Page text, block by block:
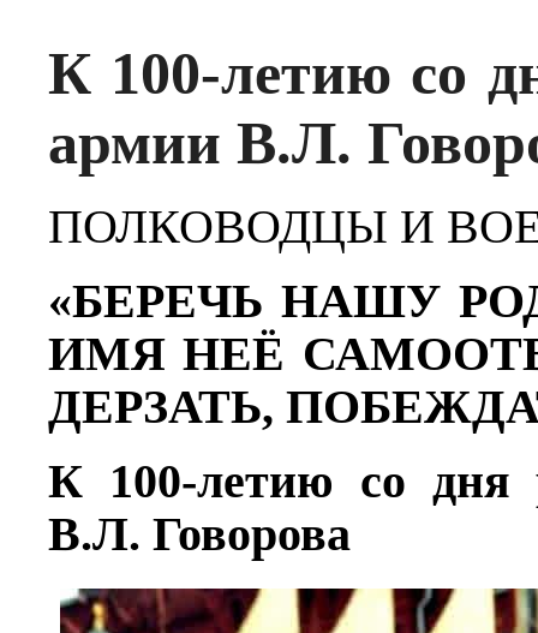
К 100-летию со
армии В.Л.
ПОЛКОВОДЦЫ И
«БЕРЕЧЬ НАШУ
ИМЯ НЕЁ
ДЕРЗАТЬ,
К 100-летию со дня
В.Л. Говорова